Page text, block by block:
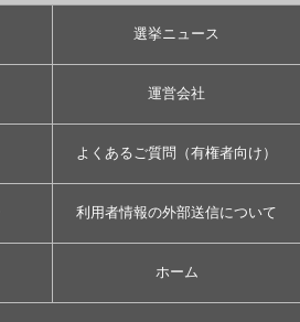
選挙ニュース
運営会社
よくあるご質問（有権者向け）
利用者情報の外部送信について
ホーム